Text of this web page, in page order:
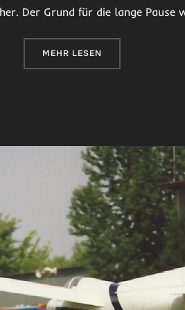
Der Grund für die lange Pause
MEHR ÜBER
LESEN